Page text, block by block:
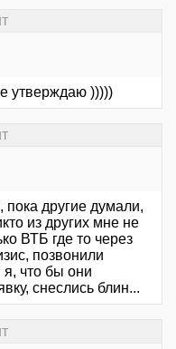
утверждаю )))))
пока другие думали,
из других мне не
ВТБ где то через
позвонили
я, что бы они
снеслись блин...